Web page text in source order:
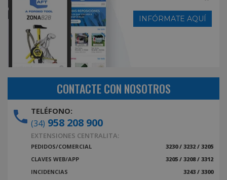
INFÓRMATE AQUÍ
CONTACTE CON NOSOTROS
TELÉFONO:
(34) 958 208 900
EXTENSIONES CENTRALITA:
PEDIDOS/COMERCIAL
3230 / 3232 / 3205
CLAVES WEB/APP
3205 / 3208 / 3312
INCIDENCIAS
3243 / 3300